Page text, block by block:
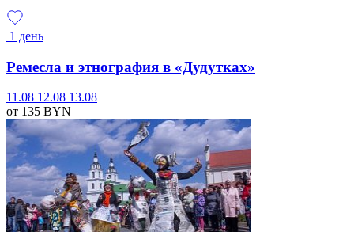
1 день
Ремесла и этнография в «Дудутках»
11.08 12.08 13.08
от 135 BYN